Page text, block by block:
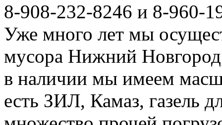
8-908-232-8246 и 8-960-
Уже много лет мы
мусора Нижний
в наличии мы имеем
есть ЗИЛ, Камаз, газель